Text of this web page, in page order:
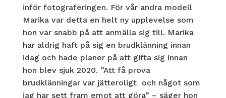
inför fotograferingen. För vår andra modell
Marika var detta en helt ny upplevelse som
hon var snabb på att anmälla sig till. Marika
har aldrig haft på sig en brudklänning innan
idag och hade planer på att gifta sig innan
hon blev sjuk 2020. ”Att få prova
brudklänningar var jätteroligt och något som
jag har sett fram emot att göra” – säger hon